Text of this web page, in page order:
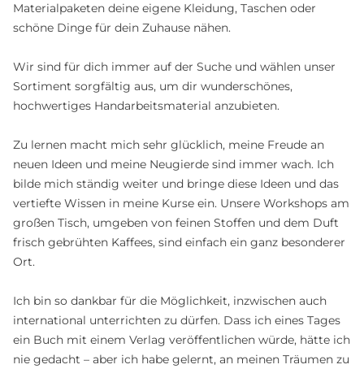
Materialpaketen deine eigene Kleidung, Taschen oder
schöne Dinge für dein Zuhause nähen.
Wir sind für dich immer auf der Suche und wählen unser
Sortiment sorgfältig aus, um dir wunderschönes,
hochwertiges Handarbeitsmaterial anzubieten.
Zu lernen macht mich sehr glücklich, meine Freude an
neuen Ideen und meine Neugierde sind immer wach. Ich
bilde mich ständig weiter und bringe diese Ideen und das
vertiefte Wissen in meine Kurse ein. Unsere Workshops am
großen Tisch, umgeben von feinen Stoffen und dem Duft
frisch gebrühten Kaffees, sind einfach ein ganz besonderer
Ort.
Ich bin so dankbar für die Möglichkeit, inzwischen auch
international unterrichten zu dürfen. Dass ich eines Tages
ein Buch mit einem Verlag veröffentlichen würde, hätte ich
nie gedacht – aber ich habe gelernt, an meinen Träumen zu